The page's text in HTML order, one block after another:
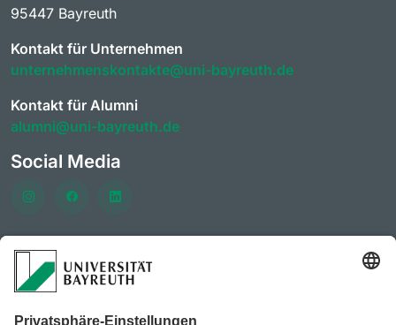
95447 Bayreuth
Kontakt für Unternehmen
unternehmenskontakte@uni-bayreuth.de
Kontakt für Alumni
alumni@uni-bayreuth.de
Social Media
Häufig besuchte Seiten